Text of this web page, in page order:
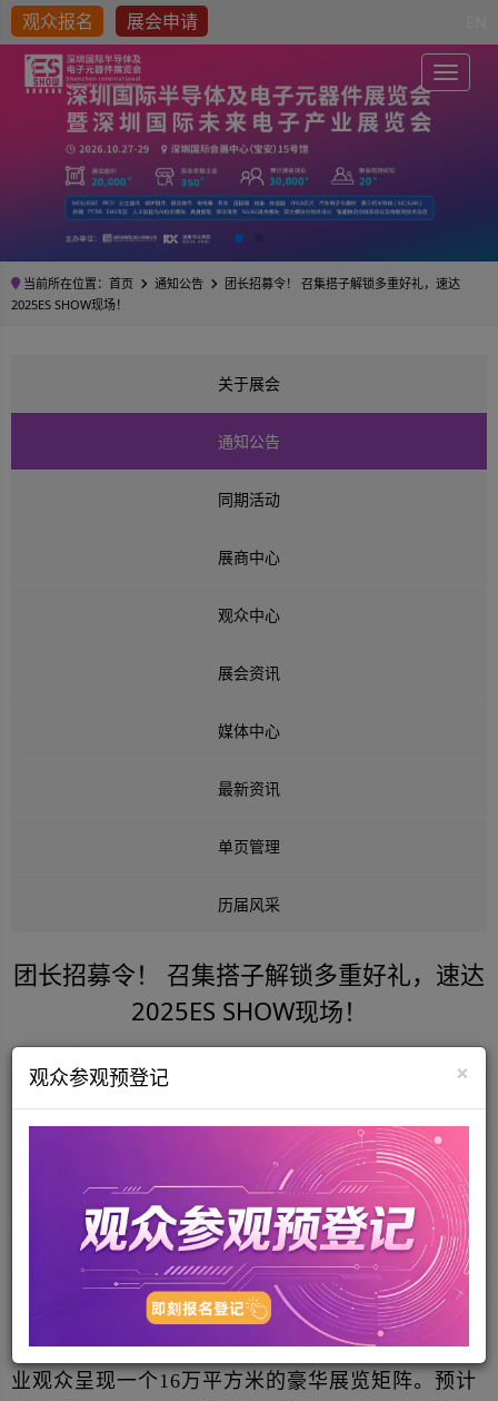
观众报名 展会申请
当前所在位置： 首页 通知公告
团长招募令！ 召集搭子解锁多重好礼，速达
2025ES SHOW现场！
关于展会
通知公告
同期活动
展商中心
观众中心
展会资讯
媒体中心
最新资讯
单页管理
历届风采
团长招募令！ 召集搭子解锁多重好礼，速达
2025ES SHOW现场！
2025-08-15 1766 来源：深圳市电子商会
组团活动开启
深圳国际电子元器件及物料采购展览会将于2025年
10月28-30日在深圳国际会展中心（宝安）盛大开
幕。旨在从“芯片到制造”深入应用行业，为电子行
业观众呈现一个16万平方米的豪华展览矩阵。预计
×
观众参观预登记